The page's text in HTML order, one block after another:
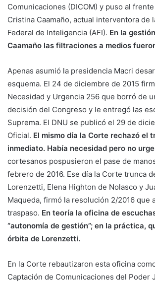
Comunicaciones (DICOM) y puso al
Cristina Caamaño, actual interventora de
Federal de Inteligencia (AFI). En la
Caamaño las filtraciones a medios
Apenas asumió la presidencia Macri
esquema. El 24 de diciembre de 2015
Necesidad y Urgencia 256 que borró de
decisión del Congreso y le entregó las
Suprema. El DNU se publicó el 29 de
Oficial. El mismo día la Corte rechazó el
inmediato. Había necesidad pero no
cortesanos pospusieron el pase de
febrero de 2016. Ese día la Corte trunca
Lorenzetti, Elena Highton de Nolasco y
Maqueda, firmó la resolución 2/2016 que
traspaso. En teoría la oficina de
“autonomía de gestión”; en la práctica,
órbita de Lorenzetti.
En la Corte rebautizaron esta oficina
Captación de Comunicaciones del Poder